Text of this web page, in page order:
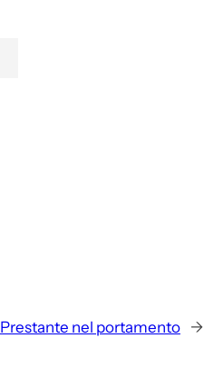
Prestante nel portamento →